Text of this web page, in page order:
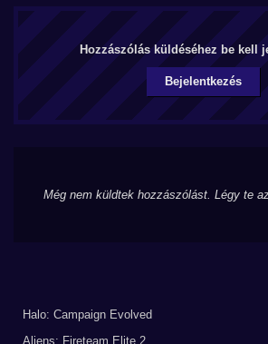
Hozzászólás küldéséhez be kell
Bejelentkezés
Még nem küldtek hozzászólást. Légy te
Halo: Campaign Evolved
Aliens: Fireteam Elite 2